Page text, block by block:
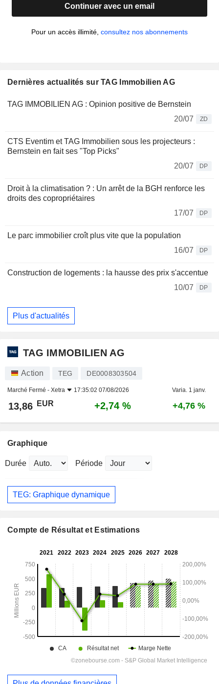
Continuer avec un email
Pour un accès illimité, consultez nos abonnements
Dernières actualités sur TAG Immobilien AG
TAG IMMOBILIEN AG : Opinion positive de Bernstein
20/07
ZD
CTS Eventim et TAG Immobilien sous les projecteurs :
Bernstein en fait ses "Top Picks"
20/07
DP
Droit à la climatisation ? : Un arrêt de la BGH renforce les
droits des copropriétaires
17/07
DP
Le parc immobilier croît plus vite que la population
16/07
DP
Construction de logements : la hausse des prix s'accentue
10/07
DP
Plus d'actualités
TAG IMMOBILIEN AG
Action TEG DE0008303504
Marché Fermé - Xetra 17:35:02 07/08/2026 Varia. 1 janv.
13,86 EUR +2,74 % +4,76 %
Graphique
Durée Période
TEG: Graphique dynamique
Compte de Résultat et Estimations